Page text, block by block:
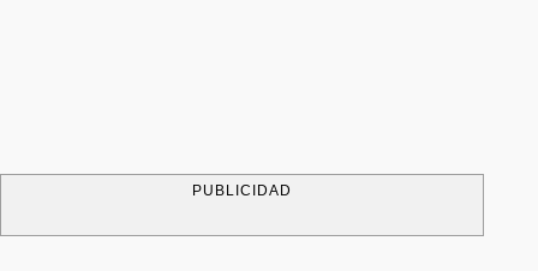
PUBLICIDAD